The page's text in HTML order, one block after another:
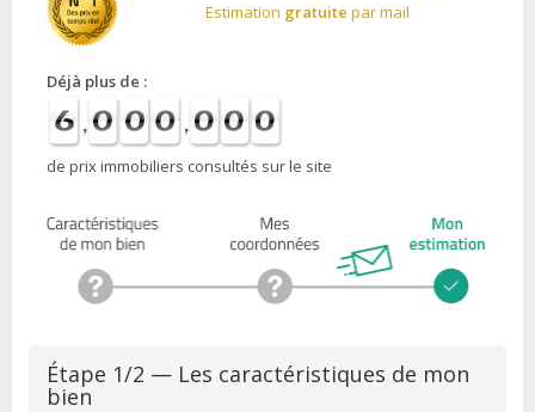
Estimation gratuite par mail
Déjà plus de :
de prix immobiliers consultés sur le site
Étape 1/2 — Les caractéristiques de mon
bien